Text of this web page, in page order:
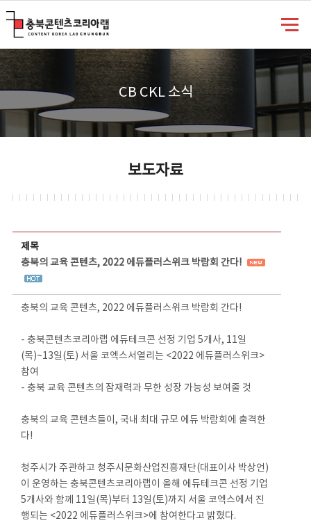
CB CKL 소식
보도자료
제목
충북의 교육 콘텐츠, 2022 에듀플러스위크 박람회 간다!
충북의 교육 콘텐츠, 2022 에듀플러스위크 박람회 간다!
- 충북콘텐츠코리아랩 에듀테크콘 선정 기업 5개사, 11일
(목)~13일(토) 서울 코엑스서열리는 <2022 에듀플러스위크>
참여
- 충북 교육 콘텐츠의 잠재력과 무한 성장 가능성 보여줄 것
충북의 교육 콘텐츠들이, 국내 최대 규모 에듀 박람회에 출격한
다!
청주시가 주관하고 청주시문화산업진흥재단(대표이사 박상언)
이 운영하는 충북콘텐츠코리아랩이 올해 에듀테크콘 선정 기업
5개사와 함께 11일(목)부터 13일(토)까지 서울 코엑스에서 진
행되는 <2022 에듀플러스위크>에 참여한다고 밝혔다.